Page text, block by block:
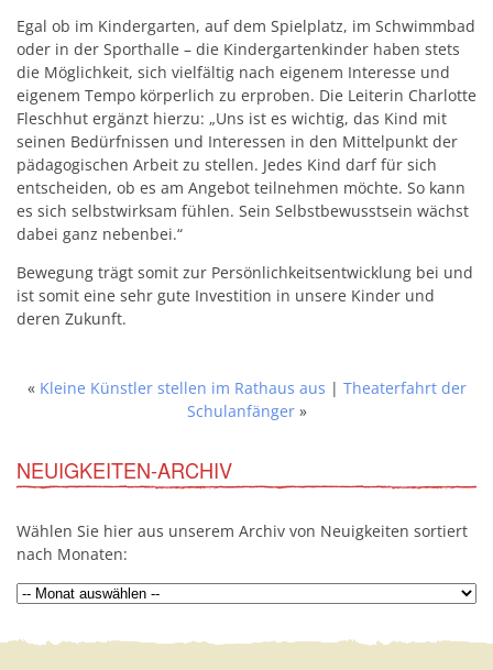
Egal ob im Kindergarten, auf dem Spielplatz, im Schwimmbad
oder in der Sporthalle – die Kindergartenkinder haben stets
die Möglichkeit, sich vielfältig nach eigenem Interesse und
eigenem Tempo körperlich zu erproben. Die Leiterin Charlotte
Fleschhut ergänzt hierzu: „Uns ist es wichtig, das Kind mit
seinen Bedürfnissen und Interessen in den Mittelpunkt der
pädagogischen Arbeit zu stellen. Jedes Kind darf für sich
entscheiden, ob es am Angebot teilnehmen möchte. So kann
es sich selbstwirksam fühlen. Sein Selbstbewusstsein wächst
dabei ganz nebenbei.“
Bewegung trägt somit zur Persönlichkeitsentwicklung bei und
ist somit eine sehr gute Investition in unsere Kinder und
deren Zukunft.
« Kleine Künstler stellen im Rathaus aus | Theaterfahrt der
Schulanfänger»
NEUIGKEITEN-ARCHIV
Wählen Sie hier aus unserem Archiv von Neuigkeiten sortiert
nach Monaten: